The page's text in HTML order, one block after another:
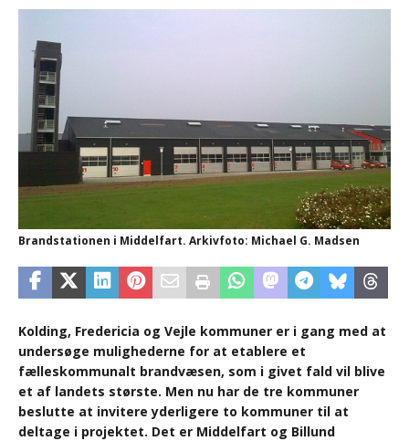
Brandstationen i Middelfart. Arkivfoto: Michael G. Madsen
Kolding, Fredericia og Vejle kommuner er i gang med at
undersøge mulighederne for at etablere et
fælleskommunalt brandvæsen, som i givet fald vil blive
et af landets største. Men nu har de tre kommuner
beslutte at invitere yderligere to kommuner til at
deltage i projektet. Det er Middelfart og Billund